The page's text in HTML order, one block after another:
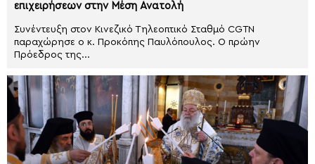
επιχειρήσεων στην Μέση Ανατολή
Συνέντευξη στον Κινεζικό Τηλεοπτικό Σταθμό CGTΝ
παραχώρησε ο κ. Προκόπης Παυλόπουλος. Ο πρώην
Πρόεδρος της...